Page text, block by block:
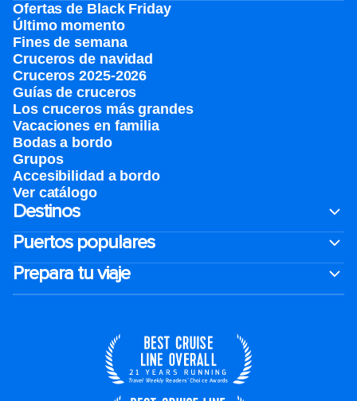
Ofertas de Black Friday
Último momento
Fines de semana
Cruceros de navidad
Cruceros 2025-2026
Guías de cruceros
Los cruceros más grandes
Vacaciones en familia
Bodas a bordo
Grupos
Accesibilidad a bordo
Ver catálogo
Destinos
Puertos populares
Prepara tu viaje